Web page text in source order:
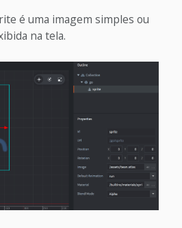
é uma imagem simples ou
na tela.